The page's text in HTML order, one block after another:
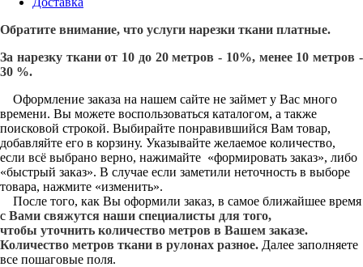
Обратите внимание, что услуги нарезки ткани платные.
За нарезку ткани от 10 до 20 метров - 10%, менее 10 метров -
30 %.
Оформление заказа на нашем сайте не займет у Вас много
времени. Вы можете воспользоваться каталогом, а также
поисковой строкой. Выбирайте понравившийся Вам товар,
добавляйте его в корзину. Указывайте желаемое количество,
если всё выбрано верно, нажимайте «формировать заказ», либо
«быстрый заказ». В случае если заметили неточность в выборе
товара, нажмите «изменить».
После того, как Вы оформили заказ, в самое ближайшее время
с Вами свяжутся наши специалисты для того,
чтобы уточнить количество метров в Вашем заказе.
Количество метров ткани в рулонах разное. Далее заполняете
все пошаговые поля.